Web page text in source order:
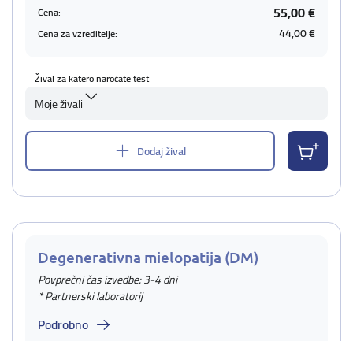
Cena: 55,00 €
Cena za vzreditelje: 44,00 €
Žival za katero naročate test
Moje živali
Dodaj žival
Degenerativna mielopatija (DM)
Povprečni čas izvedbe: 3-4 dni
* Partnerski laboratorij
Podrobno